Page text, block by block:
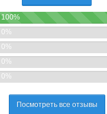
100%
0%
0%
0%
0%
Посмотреть все отзывы